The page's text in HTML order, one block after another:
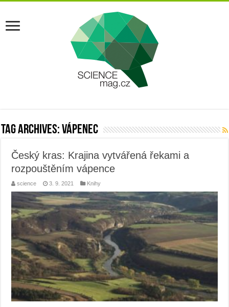
Tag Archives:vápenec
Český kras: Krajina vytvářená řekami a
rozpouštěním vápence
science 3. 9. 2021 Knihy